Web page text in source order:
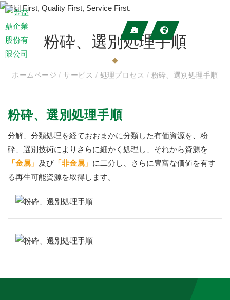
粉砕、選別処理手順
ホームページ/ サービス / 処理プロセス / 粉砕、選別処理手順
粉砕、選別処理手順
分解、分類処理を経ておおまかに分類した有価資源を、粉
砕、選別技術によりさらに細かく処理し、それから資源を
「金属」 及び 「非金属」 に二分し、さらに豊富な価値を有す
る再生可能資源を取得します。